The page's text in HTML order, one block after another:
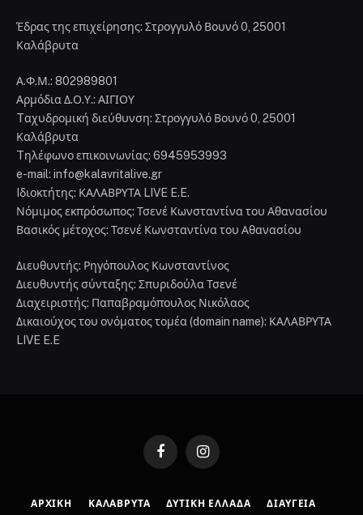
Έδρας της επιχείρησης: Στρογγυλό Βουνό 0, 25001
Καλάβρυτα
Α.Φ.Μ.: 802989801
Αρμόδια Δ.Ο.Υ.: ΑΙΓΙΟΥ
Tαχυδρομική διεύθυνση: Στρογγυλό Βουνό 0, 25001
Καλάβρυτα
Tηλέφωνο επικοινωνίας: 6945953993
e-mail: info@kalavritalive.gr
Iδιοκτήτης: ΚΑΛΑΒΡΥΤΑ LIVE E.E.
Νόμιμος εκπρόσωπος: Τσενέ Κωνσταντίνα του Αθανασίου
Βασικός μέτοχος: Τσενέ Κωνσταντίνα του Αθανασίου
Διευθυντής: Ρηγόπουλος Κωνσταντίνος
Διευθυντής σύνταξης: Σπυριδούλα Τσενέ
Διαχειριστής: Παπαβραμόπουλος Νικόλαος
Δικαιούχος του ονόματος τομέα (domain name): ΚΑΛΑΒΡΥΤΑ
LIVE E.E
FacebookInstagram
ΑΡΧΙΚΉ ΚΑΛΆΒΡΥΤΑ ΔΥΤΙΚΉ ΕΛΛΆΔΑ ΔΙΑΎΓΕΙΑ